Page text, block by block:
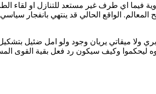
فيما اي طرف غير مستعد للتنازل او لقاء
الواقع الحالي قد ينتهي بانفجار
بري ولا ميقاتي يريان وجود ولو امل ضئيل
ليحكموا وكيف سيكون رد فعل بقية